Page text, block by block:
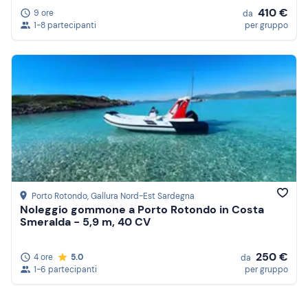
9 ore
1-8 partecipanti
da 410 €
per gruppo
Porto Rotondo, Gallura Nord-Est Sardegna
Noleggio gommone a Porto Rotondo in Costa
Smeralda - 5,9 m, 40 CV
4 ore
5.0
1-6 partecipanti
da 250 €
per gruppo